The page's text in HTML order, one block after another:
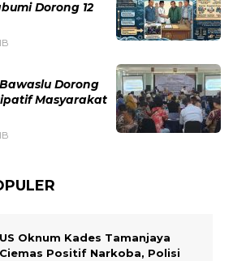
Dorong 12
Dorong
Masyarakat
US Oknum Kades Tamanjaya
Ciemas Positif Narkoba, Polisi